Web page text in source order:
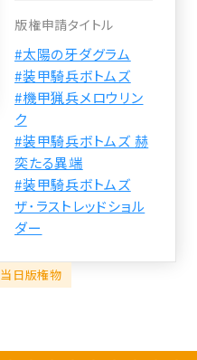
版権申請タイトル
#太陽の牙ダグラム
#装甲騎兵ボトムズ
#機甲猟兵メロウリン
ク
#装甲騎兵ボトムズ 赫
奕たる異端
#装甲騎兵ボトムズ
ザ･ラストレッドショル
ダー
当日版権物